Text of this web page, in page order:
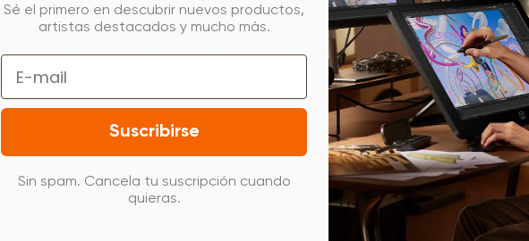
Cómo escribir en un PDF con el navegador Edge
Cómo escribir libremente en WPS PDF
Cómo escribir libremente en WPS PPT
Sé el primero en descubrir nuevos productos,
artistas destacados y mucho más.
Email
Suscribirse
Sin spam. Cancela tu suscripción cuando
quieras.